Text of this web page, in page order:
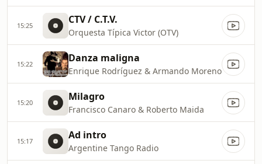
15:25 CTV / C.T.V.
Orquesta Típica Victor (OTV)
15:22 Danza maligna
Enrique Rodríguez & Armando Moreno
15:20 Milagro
Francisco Canaro & Roberto Maida
15:17 Ad intro
Argentine Tango Radio